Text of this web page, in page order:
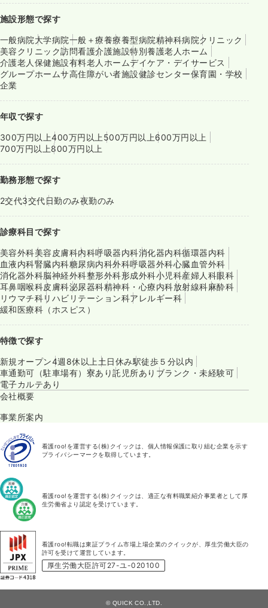
施設形態で探す
一般病院大学病院一般＋療養療養型病院精神科病院クリニック
美容クリニック訪問看護介護施設特別養護老人ホーム
介護老人保健施設有料老人ホームデイケア・デイサービス
グループホームサ高住障がい者施設健診センター保育園・学校
企業
年収で探す
300万円以上400万円以上 500万円以上600万円以上
700万円以上800万円以上
勤務形態で探す
2交代3交代日勤のみ夜勤のみ
診療科目で探す
美容外科美容皮膚科内科呼吸器内科消化器内科循環器内科
血液内科腎臓内科糖尿病内科外科呼吸器外科心臓血管外科
消化器外科脳神経外科整形外科形成外科小児科産婦人科眼科
耳鼻咽喉科皮膚科泌尿器科精神科・心療内科放射線科麻酔科
リウマチ科リハビリテーション科アレルギー科
緩和医療科（ホスピス）
特徴で探す
新規オープン4週8休以上 土日休み駅徒歩５分以内
車通勤可（駐車場有） 寮あり託児所あり ブランク・未経験可
電子カルテあり
会社概要
事業所案内
看護roo!を運営する(株)クイックは、個人情報保護に取り組む企業を示す
プライバシーマークを取得しています。
看護roo!を運営する(株)クイックは、適正な有料職業紹介事業者として厚
生労働省より認定を受けています。
看護roo!転職は東証プライム市場上場企業のクイックが、厚生労働大臣の
許可を受けて運営しています。
厚生労働大臣許可27-ユ-020100
© QUICK CO.,LTD.